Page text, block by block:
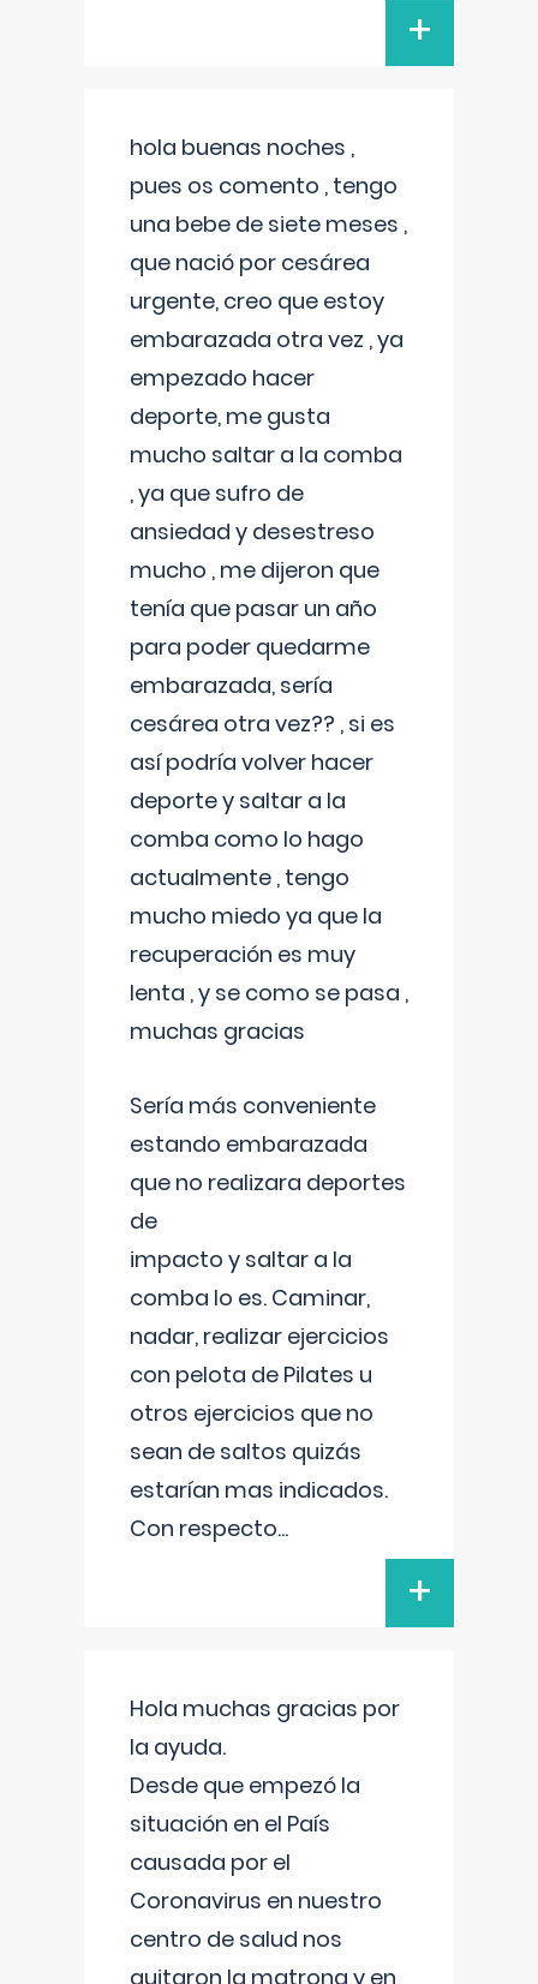
+
hola buenas noches ,
pues os comento , tengo
una bebe de siete meses ,
que nació por cesárea
urgente, creo que estoy
embarazada otra vez , ya
empezado hacer
deporte, me gusta
mucho saltar a la comba
, ya que sufro de
ansiedad y desestreso
mucho , me dijeron que
tenía que pasar un año
para poder quedarme
embarazada, sería
cesárea otra vez?? , si es
así podría volver hacer
deporte y saltar a la
comba como lo hago
actualmente , tengo
mucho miedo ya que la
recuperación es muy
lenta , y se como se pasa ,
muchas gracias
Sería más conveniente
estando embarazada
que no realizara deportes
de
impacto y saltar a la
comba lo es. Caminar,
nadar, realizar ejercicios
con pelota de Pilates u
otros ejercicios que no
sean de saltos quizás
estarían mas indicados.
Con respecto...
+
Hola muchas gracias por
la ayuda.
Desde que empezó la
situación en el País
causada por el
Coronavirus en nuestro
centro de salud nos
quitaron la matrona y en